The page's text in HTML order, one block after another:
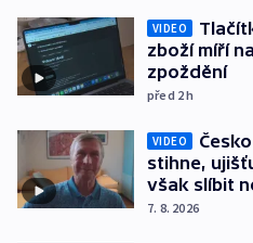
VIDEO
zboží míří
zpoždění
před 2h
VIDEO
stihne,
však slíbit
7. 8. 2026